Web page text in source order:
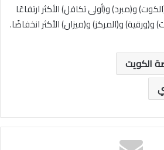
و(مبرد) و(أولى تكافل) الأكثر ارتفاعًا
و(ورقية) و(المركز) و(ميزان) الأكثر انخفاضًا.
الكويت